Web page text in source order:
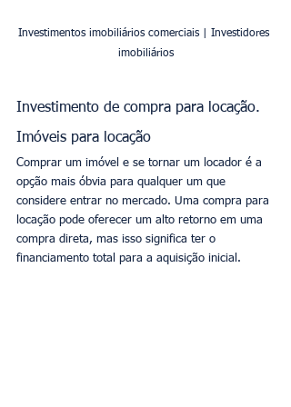
Investimentos imobiliários comerciais | Investidores
imobiliários
Investimento de compra para locação.
Imóveis para locação
Comprar um imóvel e se tornar um locador é a
opção mais óbvia para qualquer um que
considere entrar no mercado. Uma compra para
locação pode oferecer um alto retorno em uma
compra direta, mas isso significa ter o
financiamento total para a aquisição inicial.